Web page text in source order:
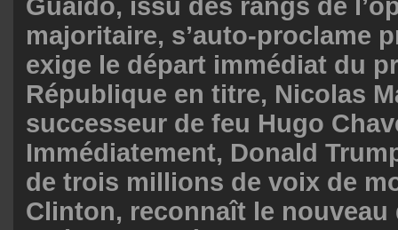
Guaidó, issu des rangs de
majoritaire, s’auto-proclame
exige le départ immédiat du
République en titre, Nicolas
successeur de feu Hugo
Immédiatement, Donald
de trois millions de voix de
Clinton, reconnaît le nouveau